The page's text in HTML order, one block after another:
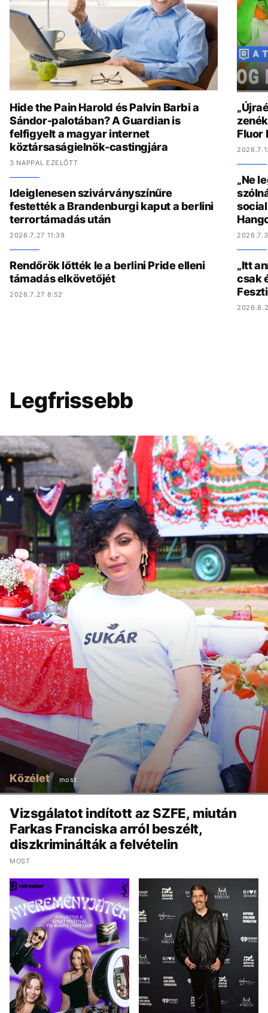
Hide the Pain Harold és Palvin Barbi a
Sándor-palotában? A Guardian is
felfigyelt a magyar internet
köztársaságielnök-castingjára
3 NAPPAL EZELŐTT
Ideiglenesen szivárványszínűre
festették a Brandenburgi kaput a berlini
terrortámadás után
2026.7.27 11:39
Rendőrök lőtték le a berlini Pride elleni
támadás elkövetőjét
2026.7.27 8:52
Fluor
„Ne
„Itt
csak
Legfrissebb
Közélet most
Vizsgálatot indított az SZFE, miután
Farkas Franciska arról beszélt,
diszkriminálták a felvételin
MOST